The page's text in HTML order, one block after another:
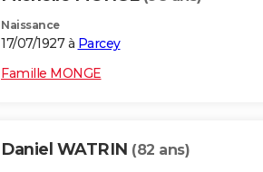
Naissance
17/07/1927 à Parcey
Famille MONGE
Daniel WATRIN (82 ans)